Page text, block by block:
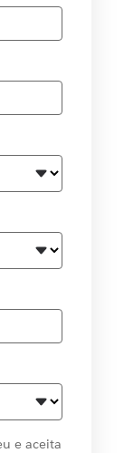
e aceita